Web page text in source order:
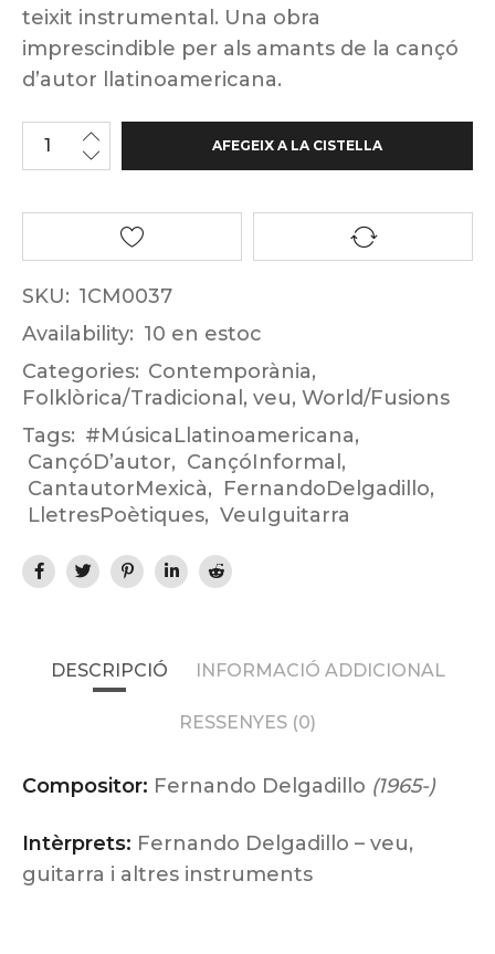
teixit instrumental. Una obra
imprescindible per als amants de la cançó
d’autor llatinoamericana.
AFEGEIX A LA CISTELLA
SKU: 1CM0037
Availability: 10 en estoc
Categories: Contemporània,
Folklòrica/Tradicional , veu, World/Fusions
Tags: #MúsicaLlatinoamericana,
CançóD’autor, CançóInformal ,
CantautorMexicà, FernandoDelgadillo,
LletresPoètiques, VeuIguitarra
DESCRIPCIÓ INFORMACIÓ ADDICIONAL
RESSENYES (0)
Compositor: Fernando Delgadillo (1965-)
Intèrprets: Fernando Delgadillo – veu,
guitarra i altres instruments